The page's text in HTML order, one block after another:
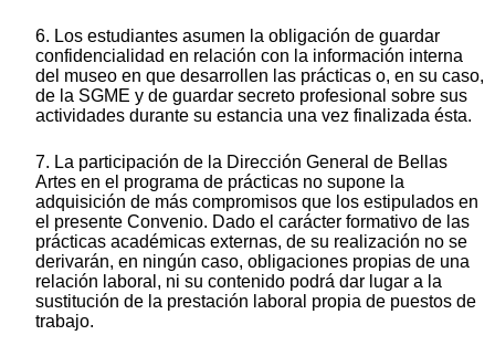
6. Los estudiantes asumen la obligación de guardar
confidencialidad en relación con la información interna
del museo en que desarrollen las prácticas o, en su caso,
de la SGME y de guardar secreto profesional sobre sus
actividades durante su estancia una vez finalizada ésta.
7. La participación de la Dirección General de Bellas
Artes en el programa de prácticas no supone la
adquisición de más compromisos que los estipulados en
el presente Convenio. Dado el carácter formativo de las
prácticas académicas externas, de su realización no se
derivarán, en ningún caso, obligaciones propias de una
relación laboral, ni su contenido podrá dar lugar a la
sustitución de la prestación laboral propia de puestos de
trabajo.